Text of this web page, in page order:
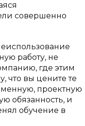
совершенно
работу, не
где этим
что вы цените те
проектную
обязанность, и
обучение в